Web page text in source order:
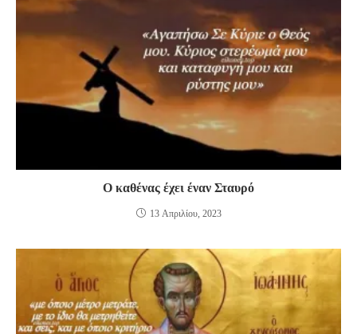
Ο καθένας έχει έναν Σταυρό
13 Απριλίου, 2023